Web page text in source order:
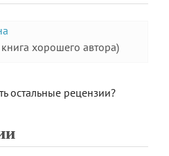
хорошего автора)
остальные рецензии?